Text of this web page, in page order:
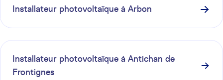
Installateur photovoltaïque à Arbon
Installateur photovoltaïque à Antichan de
Frontignes